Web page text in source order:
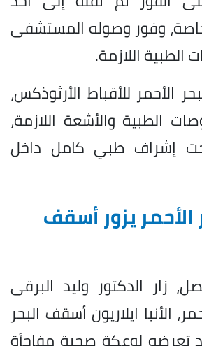
وفور وصوله المستشفى
اللازمة.
الأحمر للأقباط الأرثوذكس،
الطبية والأشعة اللازمة،
إشراف طبي كامل داخل
يزور أسقف
زار الدكتور وليد البرقى
الأنبا ايلاريون أسقف البحر